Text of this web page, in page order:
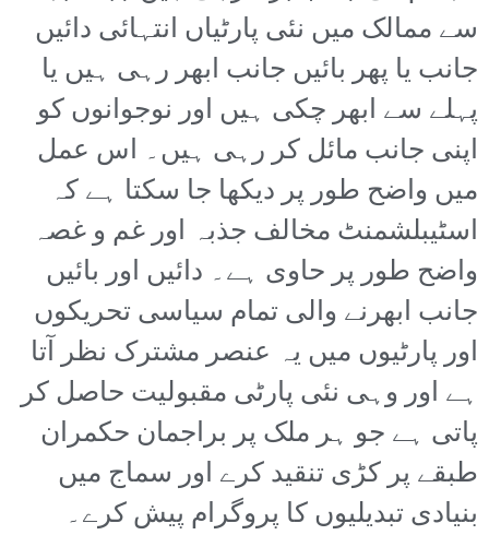
سے ممالک میں نئی پارٹیاں انتہائی دائیں
جانب یا پھر بائیں جانب ابھر رہی ہیں یا
پہلے سے ابھر چکی ہیں اور نوجوانوں کو
اپنی جانب مائل کر رہی ہیں۔ اس عمل
میں واضح طور پر دیکھا جا سکتا ہے کہ
اسٹیبلشمنٹ مخالف جذبہ اور غم و غصہ
واضح طور پر حاوی ہے۔ دائیں اور بائیں
جانب ابھرنے والی تمام سیاسی تحریکوں
اور پارٹیوں میں یہ عنصر مشترک نظر آتا
ہے اور وہی نئی پارٹی مقبولیت حاصل کر
پاتی ہے جو ہر ملک پر براجمان حکمران
طبقے پر کڑی تنقید کرے اور سماج میں
بنیادی تبدیلیوں کا پروگرام پیش کرے۔